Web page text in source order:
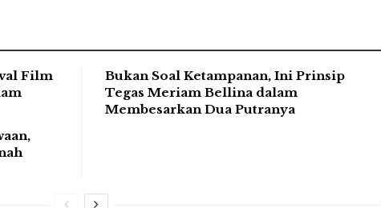
Film
Bukan Soal Ketampanan, Ini Prinsip
Tegas Meriam Bellina dalam
Membesarkan Dua Putranya